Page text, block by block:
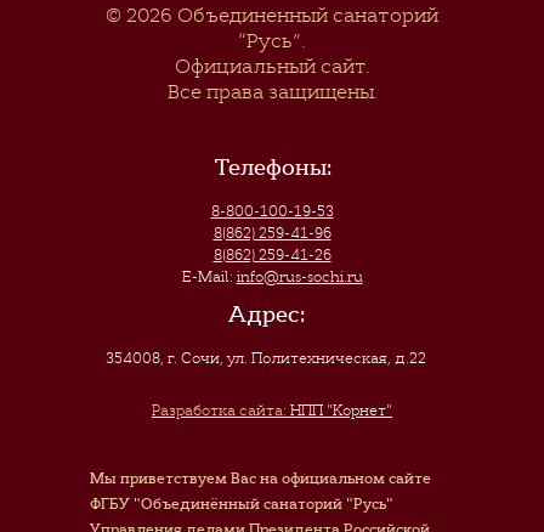
© 2026 Объединенный санаторий
“Русь”.
Официальный сайт.
Все права защищены.
Телефоны:
8-800-100-19-53
8(862) 259-41-96
8(862) 259-41-26
E-Mail: info@rus-sochi.ru
Адрес:
354008, г. Сочи,ул. Политехническая, д.22
Разработка сайта: НПП "Корнет"
Мы приветствуем Вас на официальном сайте
ФГБУ "Объединённый санаторий "Русь"